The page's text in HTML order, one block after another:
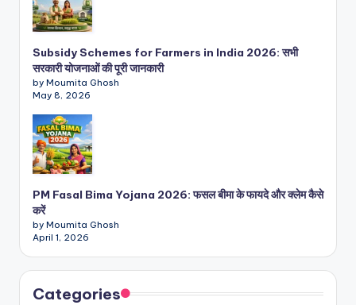
Subsidy Schemes for Farmers in India 2026: सभी
सरकारी योजनाओं की पूरी जानकारी
by Moumita Ghosh
May 8, 2026
PM Fasal Bima Yojana 2026: फसल बीमा के फायदे और क्लेम कैसे
करें
by Moumita Ghosh
April 1, 2026
Categories